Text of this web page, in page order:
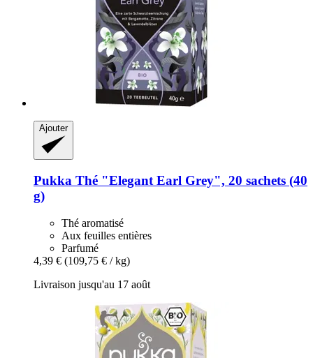
Ajouter
Pukka Thé "Elegant Earl Grey", 20 sachets (40
g)
Thé aromatisé
Aux feuilles entières
Parfumé
4,39 € (109,75 € / kg)
Livraison jusqu'au 17 août